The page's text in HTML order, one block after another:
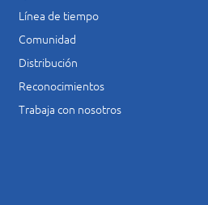
Línea de tiempo
Comunidad
Distribución
Reconocimientos
Trabaja con nosotros